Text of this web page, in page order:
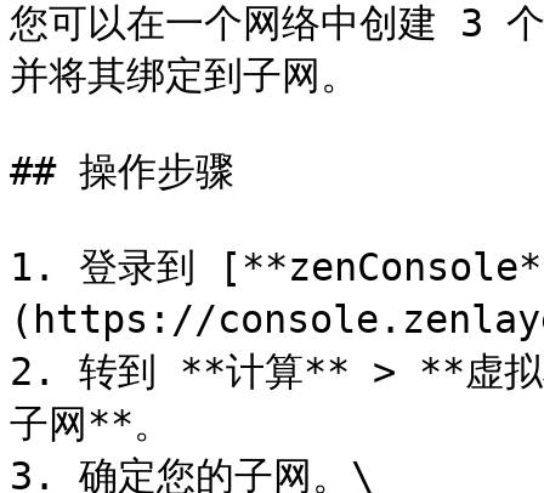
您可以在一个网络中创建 3
并将其绑定到子网。
## 操作步骤
1. 登录到
(https://
2. 转到 **计算** > **虚
子网**。
3. 确定您的子网。\